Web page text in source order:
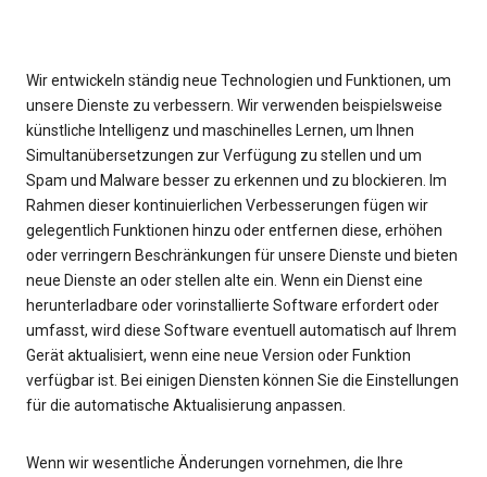
Wir entwickeln ständig neue Technologien und Funktionen, um
unsere Dienste zu verbessern. Wir verwenden beispielsweise
künstliche Intelligenz und maschinelles Lernen, um Ihnen
Simultanübersetzungen zur Verfügung zu stellen und um
Spam und Malware besser zu erkennen und zu blockieren. Im
Rahmen dieser kontinuierlichen Verbesserungen fügen wir
gelegentlich Funktionen hinzu oder entfernen diese, erhöhen
oder verringern Beschränkungen für unsere Dienste und bieten
neue Dienste an oder stellen alte ein. Wenn ein Dienst eine
herunterladbare oder vorinstallierte Software erfordert oder
umfasst, wird diese Software eventuell automatisch auf Ihrem
Gerät aktualisiert, wenn eine neue Version oder Funktion
verfügbar ist. Bei einigen Diensten können Sie die Einstellungen
für die automatische Aktualisierung anpassen.
Wenn wir wesentliche Änderungen vornehmen, die Ihre